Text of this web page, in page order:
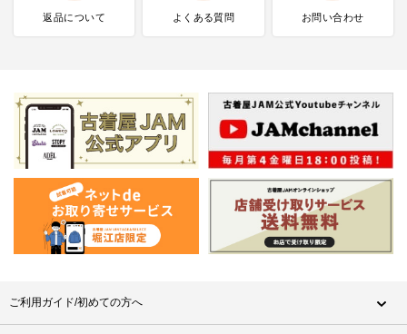
返品について よくある質問 お問い合わせ
ご利用ガイド/初めての方へ